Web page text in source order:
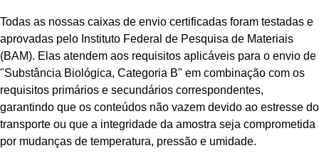
Todas as nossas caixas de envio certificadas foram testadas e
aprovadas pelo Instituto Federal de Pesquisa de Materiais
(BAM). Elas atendem aos requisitos aplicáveis para o envio de
"Substância Biológica, Categoria B" em combinação com os
requisitos primários e secundários correspondentes,
garantindo que os conteúdos não vazem devido ao estresse do
transporte ou que a integridade da amostra seja comprometida
por mudanças de temperatura, pressão e umidade.